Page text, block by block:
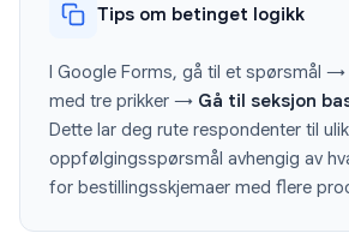
Tips om betinget logikk
I Google Forms, gå til et spørsmål →
med tre prikker → Gå til seksjon
Dette lar deg rute respondenter til
oppfølgingsspørsmål avhengig av
for bestillingsskjemaer med flere